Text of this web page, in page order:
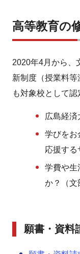
高等教育の
2020年4月から、
新制度（授業料
も対象校として認
広島経済
学びをお
応援する
学費や生
か？（文
願書・資料